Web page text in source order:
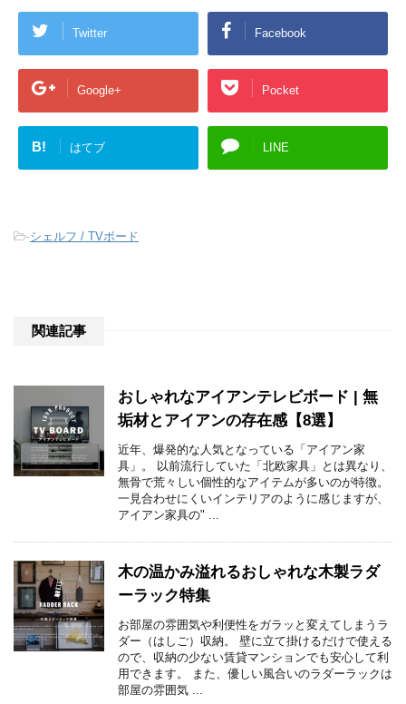
Twitter Facebook
Google+ Pocket
B! はてブ LINE
-シェルフ / TVボード
関連記事
おしゃれなアイアンテレビボード | 無
垢材とアイアンの存在感【8選】
近年、爆発的な人気となっている「アイアン家
具」。 以前流行していた「北欧家具」とは異なり、
無骨で荒々しい個性的なアイテムが多いのが特徴。
一見合わせにくいインテリアのように感じますが、
アイアン家具の" ...
木の温かみ溢れるおしゃれな木製ラダ
ーラック特集
お部屋の雰囲気や利便性をガラッと変えてしまうラ
ダー（はしご）収納。 壁に立て掛けるだけで使える
ので、収納の少ない賃貸マンションでも安心して利
用できます。 また、優しい風合いのラダーラックは
部屋の雰囲気 ...